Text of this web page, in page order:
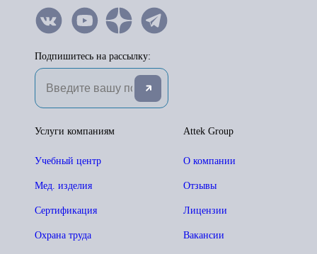
Подпишитесь на рассылку:
Attek Group
О компании
Отзывы
Лицензии
Вакансии
Услуги компаниям
Учебный центр
Мед. изделия
Сертификация
Охрана труда